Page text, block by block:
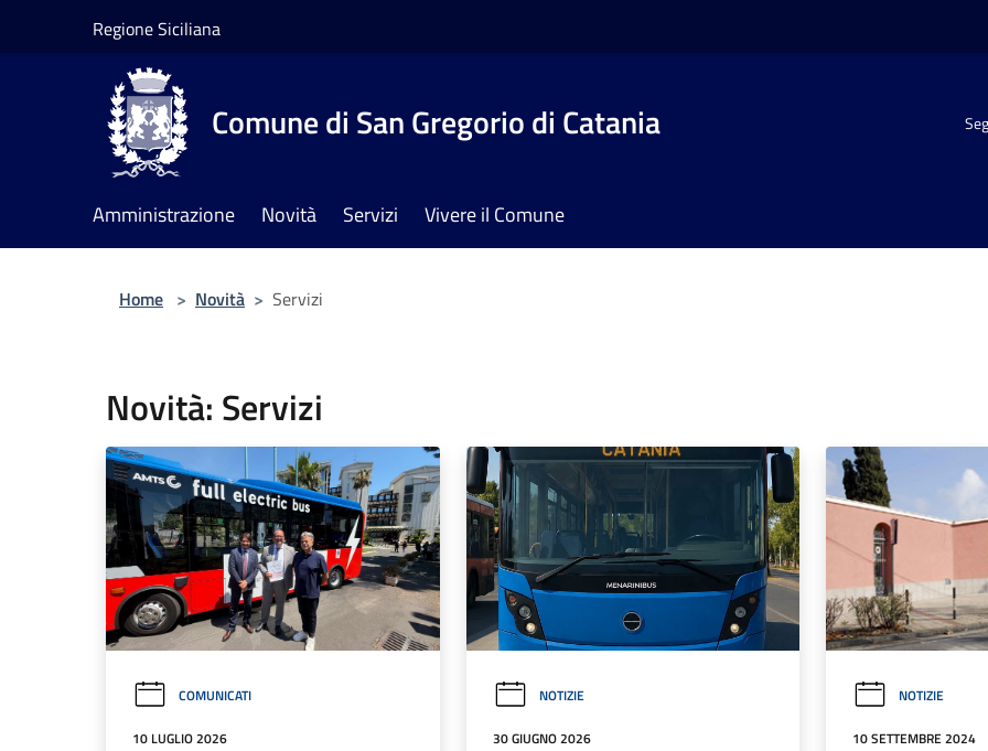
Regione Siciliana
Comune di San Gregorio di Catania
Amministrazione Novità Servizi Vivere il Comune
Home > Novità > Servizi
Novità: Servizi
COMUNICATI
10 LUGLIO 2026
NOTIZIE
30 GIUGNO 2026
NOTIZIE
10 SETTEMBRE 2024